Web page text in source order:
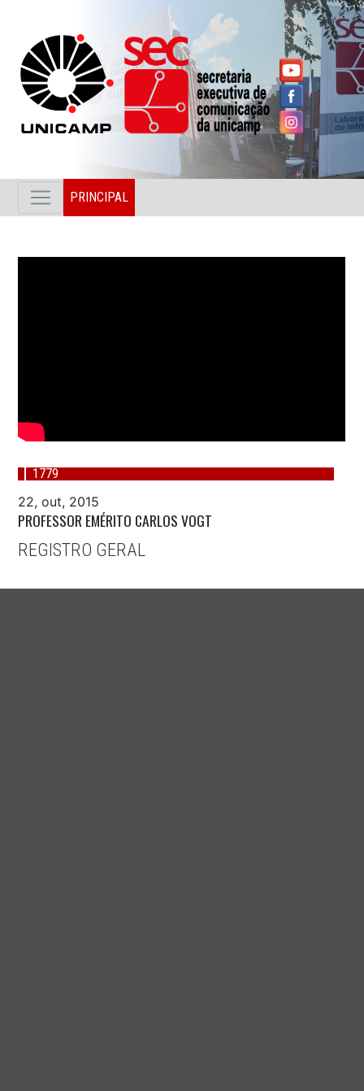
PRINCIPAL
1779
22, out, 2015
PROFESSOR EMÉRITO CARLOS VOGT
REGISTRO GERAL